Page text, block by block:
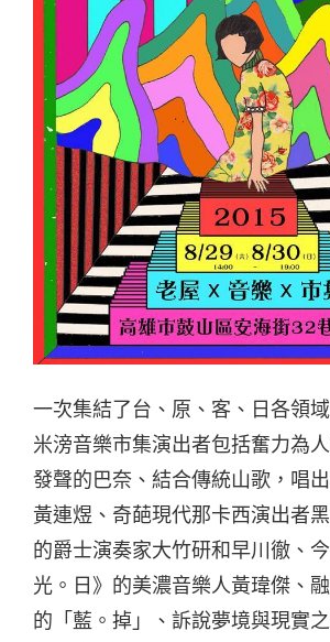
一次集結了台、原、客、日各領
米滂音樂市集演出者包括奮力為
發聲的巴奈、結合傳統山歌，唱
黃連煜、奇葩現代那卡西演出者
的爵士演奏家大竹研和早川徹、
光。日》的美濃音樂人黃瑋傑、
的「藍。掉」、訴說夢境與現實